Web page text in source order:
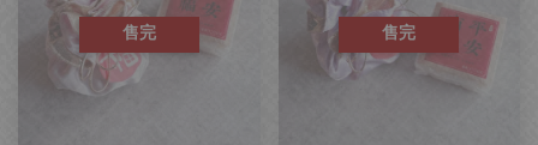
售完 售完